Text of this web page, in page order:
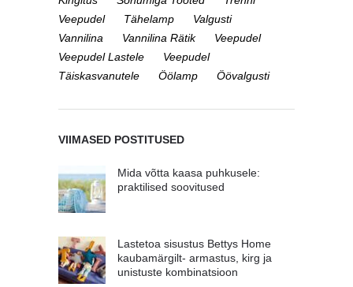
Veepudel
Tähelamp
Valgusti
Vannilina
Vannilina Rätik
Veepudel
Veepudel Lastele
Veepudel
Täiskasvanutele
Öölamp Öövalgusti
VIIMASED POSTITUSED
Mida võtta kaasa puhkusele:
praktilised soovitused
Lastetoa sisustus Bettys Home
kaubamärgilt- armastus, kirg ja
unistuste kombinatsioon